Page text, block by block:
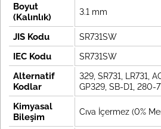
Boyut
(Kalınlık)
3.1 mm
JIS Kodu SR731SW
IEC Kodu SR731SW
Alternatif
Kodlar
329, SR731, LR731,
GP329, SB-D1, 280-
Kimyasal
Bileşim
Cıva İçermez (0%